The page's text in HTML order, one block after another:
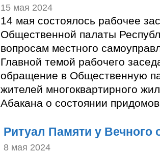
15 мая 2024
14 мая состоялось рабочее
Общественной палаты
вопросам местного
Главной темой рабочего
обращение в Общественную
жителей многоквартирного
Абакана о состоянии
Ритуал Памяти у Вечного
8 мая 2024